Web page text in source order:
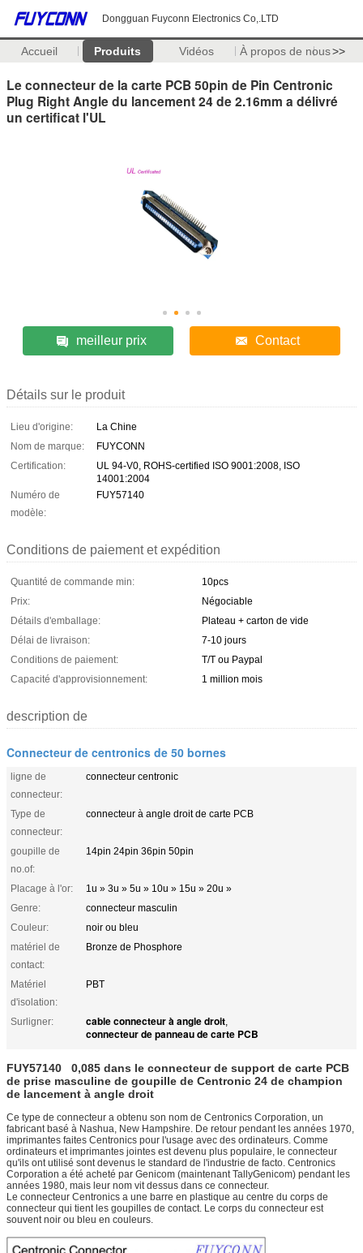
Dongguan Fuyconn Electronics Co,.LTD
Accueil Produits Vidéos À propos de nous>>
Le connecteur de la carte PCB 50pin de Pin Centronic
Plug Right Angle du lancement 24 de 2.16mm a délivré
un certificat l'UL
meilleur prix Contact
Détails sur le produit
Lieu d'origine:
La Chine
Nom de marque:
FUYCONN
Certification:
UL 94-V0, ROHS-certified ISO 9001:2008, ISO
14001:2004
Numéro de
modèle:
FUY57140
Conditions de paiement et expédition
Quantité de commande min:
10pcs
Prix:
Négociable
Détails d'emballage:
Plateau + carton de vide
Délai de livraison:
7-10 jours
Conditions de paiement:
T/T ou Paypal
Capacité d'approvisionnement:
1 million mois
description de
Connecteur de centronics de 50 bornes
ligne de
connecteur:
connecteur centronic
Type de
connecteur:
connecteur à angle droit de carte PCB
goupille de
no.of:
14pin 24pin 36pin 50pin
Placage à l'or:
1u » 3u » 5u » 10u » 15u » 20u »
Genre:
connecteur masculin
Couleur:
noir ou bleu
matériel de
contact:
Bronze de Phosphore
Matériel
d'isolation:
PBT
Surligner: cable connecteur à angle droit,
connecteur de panneau de carte PCB
FUY57140 0,085 dans le connecteur de support de carte PCB
de prise masculine de goupille de Centronic 24 de champion
de lancement à angle droit
Ce type de connecteur a obtenu son nom de Centronics Corporation, un
fabricant basé à Nashua, New Hampshire. De retour pendant les années 1970,
imprimantes faites Centronics pour l'usage avec des ordinateurs. Comme
ordinateurs et imprimantes jointes est devenu plus populaire, le connecteur
qu'ils ont utilisé sont devenus le standard de l'industrie de facto. Centronics
Corporation a été acheté par Genicom (maintenant TallyGenicom) pendant les
années 1980, mais leur nom vit dessus dans ce connecteur.
Le connecteur Centronics a une barre en plastique au centre du corps de
connecteur qui tient les goupilles de contact. Le corps du connecteur est
souvent noir ou bleu en couleurs.